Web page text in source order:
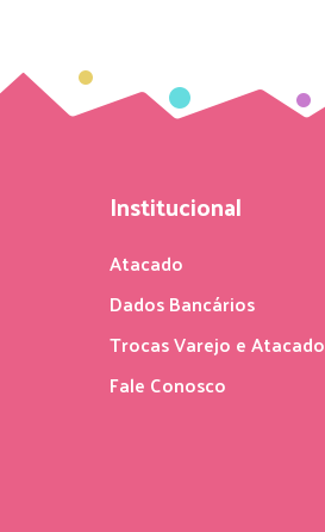
Institucional
Atacado
Dados Bancários
Trocas Varejo e Atacado
Fale Conosco